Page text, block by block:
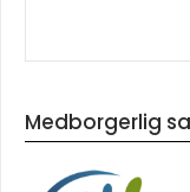
Medborgerlig